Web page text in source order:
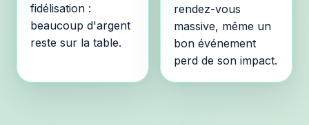
fidélisation :
beaucoup d'argent
reste sur la table.
rendez-vous
massive, même un
bon événement
perd de son impact.